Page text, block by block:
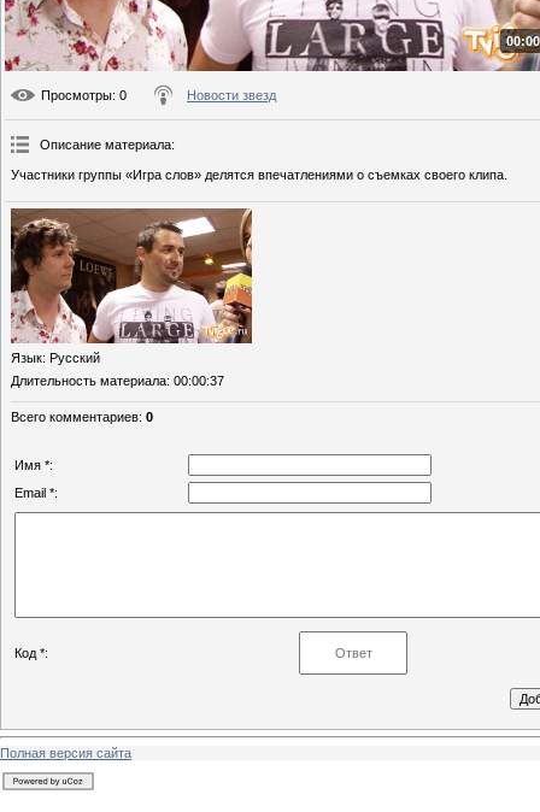
Просмотры: 0 Новости звезд
Описание материала:
Участники группы «Игра слов» делятся впечатлениями о съемках своего клипа.
Язык: Русский
Длительность материала: 00:00:37
Всего комментариев: 0
Имя *:
Email *:
Код *:
Полная версия сайта